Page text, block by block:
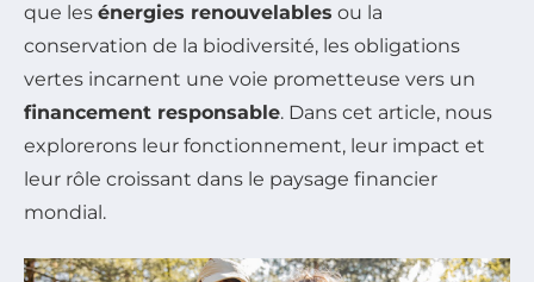
que les énergies renouvelables ou la
conservation de la biodiversité, les obligations
vertes incarnent une voie prometteuse vers un
financement responsable. Dans cet article, nous
explorerons leur fonctionnement, leur impact et
leur rôle croissant dans le paysage financier
mondial.